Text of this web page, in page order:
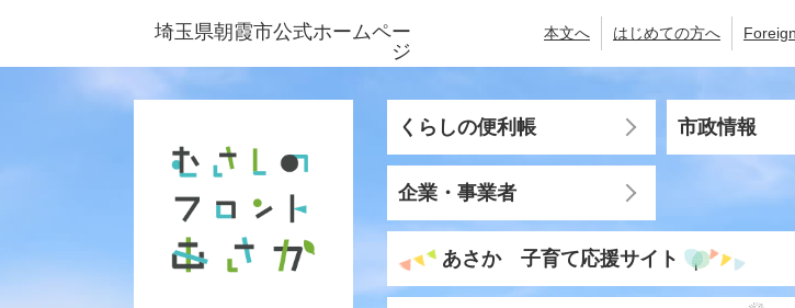
ジ
ュ
埼玉県朝霞市公式ホームペー
ジ
本文へ はじめての方へ
くらしの便利帳 市政情報
企業・事業者
あさか 子育て応援サイト